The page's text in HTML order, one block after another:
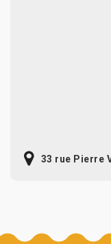
33 rue Pierre